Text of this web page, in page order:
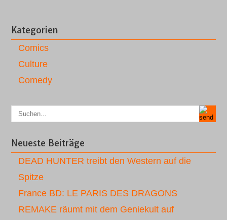
Kategorien
Comics
Culture
Comedy
Neueste Beiträge
DEAD HUNTER treibt den Western auf die
Spitze
France BD: LE PARIS DES DRAGONS
REMAKE räumt mit dem Geniekult auf